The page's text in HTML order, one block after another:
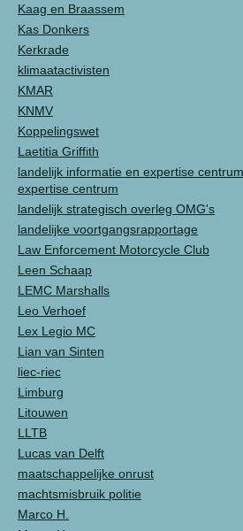
Kaag en Braassem
Kas Donkers
Kerkrade
klimaatactivisten
KMAR
KNMV
Koppelingswet
Laetitia Griffith
landelijk informatie en expertise
expertise centrum
landelijk strategisch overleg OMG's
landelijke voortgangsrapportage
Law Enforcement Motorcycle Club
Leen Schaap
LEMC Marshalls
Leo Verhoef
Lex Legio MC
Lian van Sinten
liec-riec
Limburg
Litouwen
LLTB
Lucas van Delft
maatschappelijke onrust
machtsmisbruik politie
Marco H.